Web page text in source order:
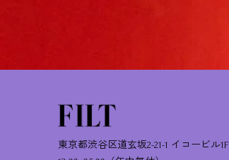
東京都渋谷区道玄坂2-21-1 イコービル1F